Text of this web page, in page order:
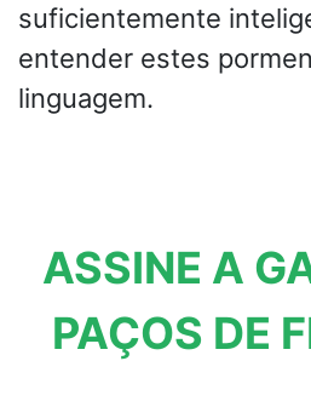
suficientemente
entender estes
linguagem.
ASSINE A
PAÇOS DE